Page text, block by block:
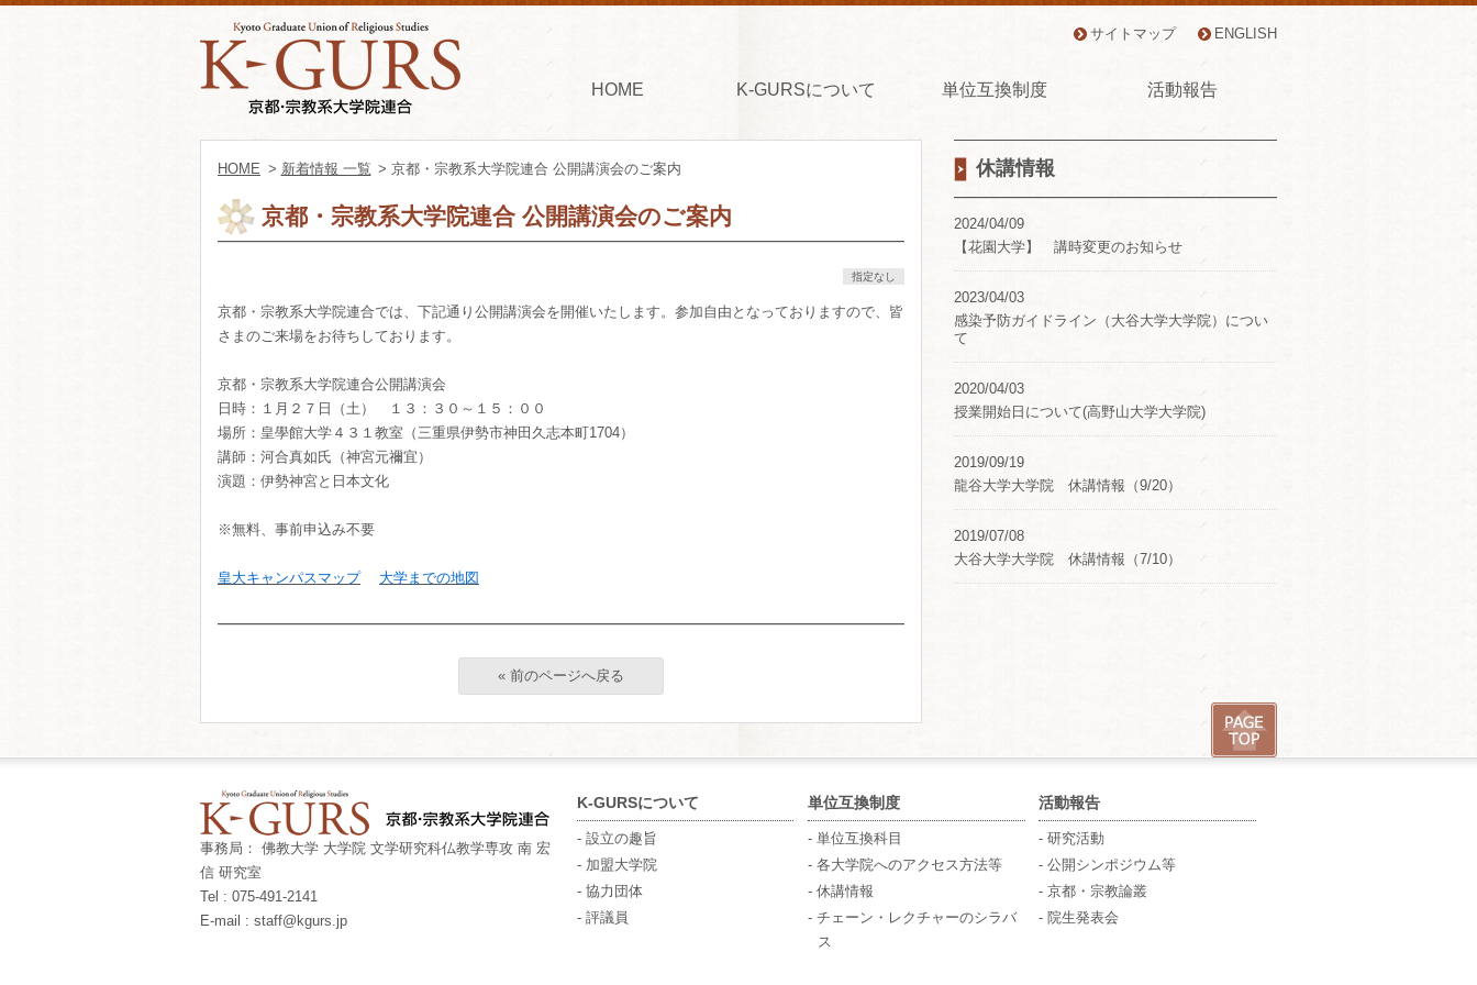
サイトマップ ENGLISH
HOME K-GURSについて 単位互換制度 活動報告
休講情報
2024/04/09
【花園大学】 講時変更のお知らせ
2023/04/03
感染予防ガイドライン（大谷大学大学院）につい
て
2020/04/03
授業開始日について(高野山大学大学院)
2019/09/19
龍谷大学大学院 休講情報（9/20）
2019/07/08
大谷大学大学院 休講情報（7/10）
HOME > 新着情報 一覧 > 京都・宗教系大学院連合 公開講演会のご案内
京都・宗教系大学院連合 公開講演会のご案内
指定なし
京都・宗教系大学院連合では、 下記通り公開講演会を開催いたします。参加自由となっておりますので、皆
さまのご来場をお待ちしております。
京都・宗教系大学院連合公開講演会
日時：１月２７日（土） １３：３０～１５：００
場所：皇學館大学４３１教室（三重県伊勢市神田久志本町1704）
講師：河合真如氏（神宮元禰宜）
演題：伊勢神宮と日本文化
※無料、事前申込み不要
皇大キャンパスマップ 大学までの地図
« 前のページへ戻る
事務局： 佛教大学 大学院 文学研究科仏教学専攻 南 宏
信 研究室
Tel : 075-491-2141
E-mail : staff@kgurs.jp
K-GURSについて
- 設立の趣旨
- 加盟大学院
- 協力団体
- 評議員
単位互換制度
- 単位互換科目
- 各大学院へのアクセス方法等
- 休講情報
- チェーン・レクチャーのシラバ
ス
活動報告
- 研究活動
- 公開シンポジウム等
- 京都・宗教論叢
- 院生発表会